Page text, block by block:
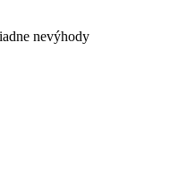
nevýhody